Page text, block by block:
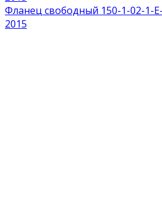
Фланец свободный 150-1-02-1-
2015